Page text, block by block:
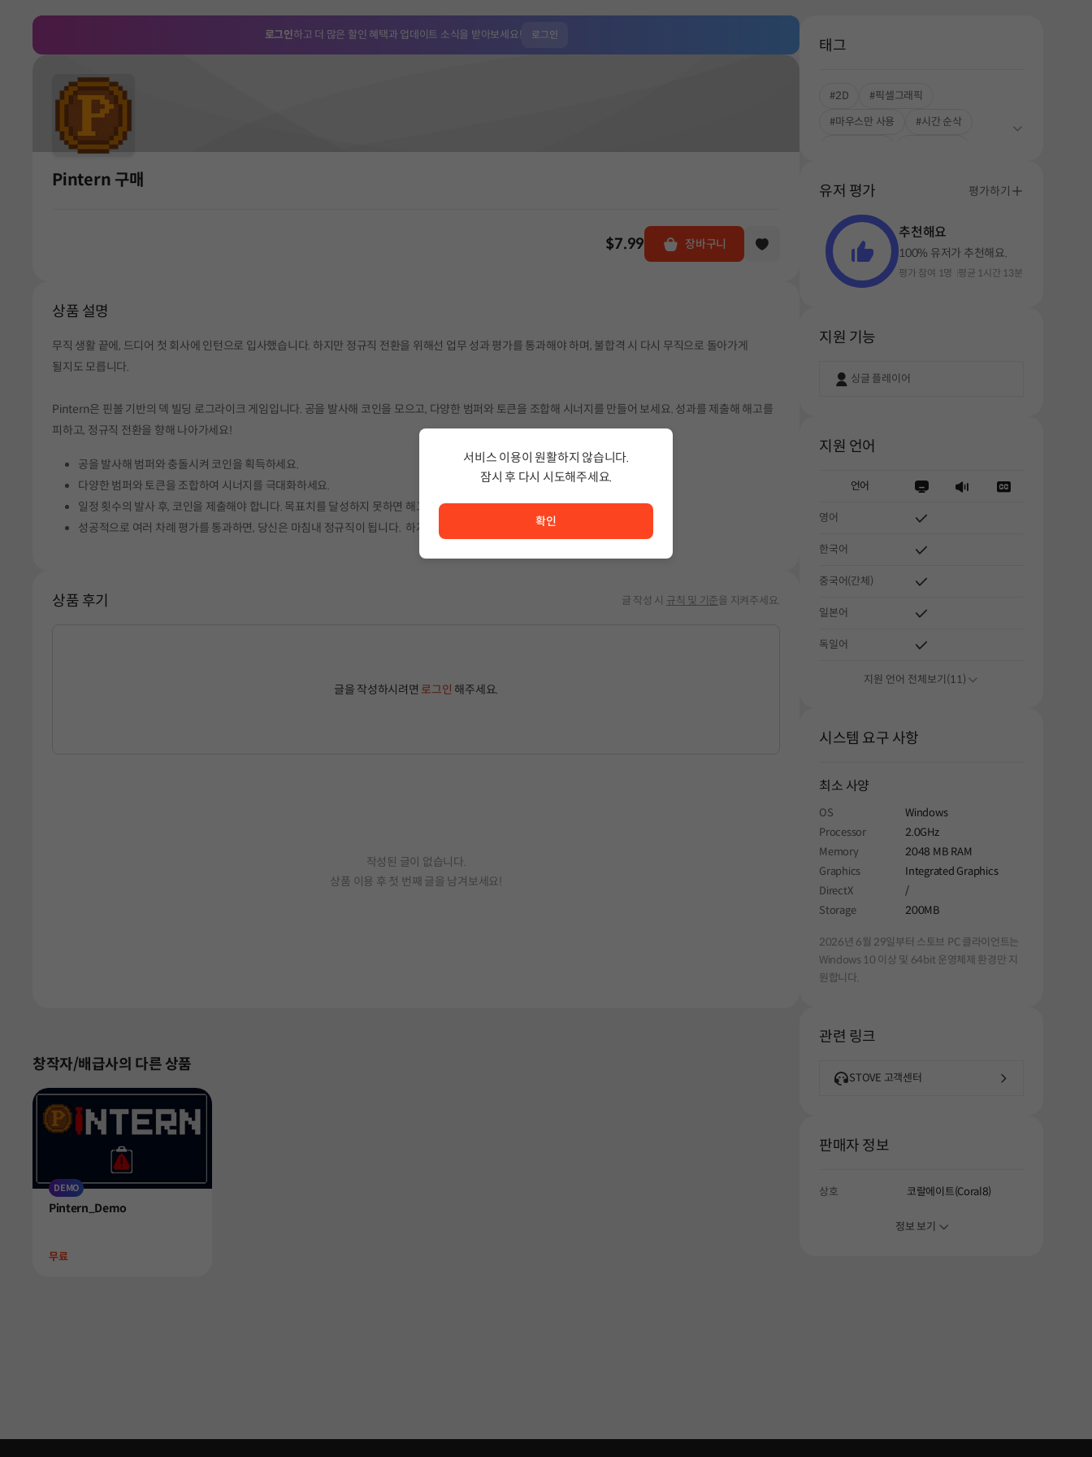
로그인하고 더 많은 할인 혜택과 업데이트 소식을 받아보세요! 로그인
Pintern 구매
$7.99 장바구니
상품 설명
무직 생활 끝에, 드디어 첫 회사에 인턴으로 입사했습니다. 하지만 정규직 전환을 위해선 업무 성과 평가를 통과해야 하며, 불합격 시 다시 무직으로 돌아가게
될지도 모릅니다.
Pintern은 핀볼 기반의 덱 빌딩 로그라이크 게임입니다. 공을 발사해 코인을 모으고, 다양한 범퍼와 토큰을 조합해 시너지를 만들어 보세요. 성과를 제출해 해고를
피하고, 정규직 전환을 향해 나아가세요!
공을 발사해 범퍼와 충돌시켜 코인을 획득하세요.
다양한 범퍼와 토큰을 조합하여 시너지를 극대화하세요.
일정 횟수의 발사 후, 코인을 제출해야 합니다. 목표치를 달성하지 못하면 해고됩니다.
성공적으로 여러 차례 평가를 통과하면, 당신은 마침내 정규직이 됩니다. 하지만 그 전까지는… 언제든 해고될 수 있습니다.
상품 후기 글 작성 시 규칙 및 기준을 지켜주세요.
글을 작성하시려면 로그인 해주세요.
작성된 글이 없습니다.
상품 이용 후 첫 번째 글을 남겨보세요!
창작자/배급사의 다른 상품
DEMO
Product
Pintern_Demo
Price
무료
태그
#2D
#픽셀그래픽
#마우스만 사용
#시간 순삭
유저 평가 평가하기
추천해요
100% 유저가 추천해요.
평가 참여 1명 평균 1시간 13분
지원 기능
싱글 플레이어
지원 언어
언어
영어
한국어
중국어(간체)
일본어
독일어
지원 언어 전체보기(11)
시스템 요구 사항
최소 사양
OS
Windows
Processor
2.0GHz
Memory
2048 MB RAM
Graphics
Integrated Graphics
DirectX
/
Storage
200MB
2026년 6월 29일부터 스토브 PC 클라이언트는
Windows 10 이상 및 64bit 운영체제 환경만 지
원합니다.
관련 링크
STOVE 고객센터
판매자 정보
상호 코랄에이트(Coral8)
정보 보기
서비스 이용이 원활하지 않습니다.
잠시 후 다시 시도해주세요.
확인